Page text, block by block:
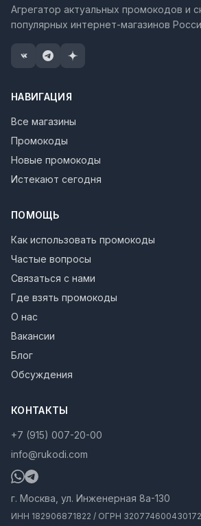
Агрегатор актуальных промокодов и
популярных интернет-магазинов
НАВИГАЦИЯ
Все магазины
Промокоды
Новые промокоды
Истекают сегодня
ПОМОЩЬ
Как использовать промокоды
Частые вопросы
Связаться с нами
Где взять промокоды
О нас
Вакансии
Блог
Обсуждения
КОНТАКТЫ
+7 (915) 007-20-00
info@rukodi.com
г. Москва, ул. Инженерная 8а-130
ИНН 182906871822 / ОГРН 320774600430172